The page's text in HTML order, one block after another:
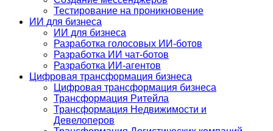
Тестирование на проникновение
ИИ для бизнеса
ИИ для бизнеса
Разработка голосовых ИИ-ботов
Разработка ИИ чат-ботов
Разработка ИИ-агентов
Цифровая трансформация бизнеса
Цифровая трансформация бизнеса
Трансформация Ритейла
Трансформация Недвижимости и
Девелоперов